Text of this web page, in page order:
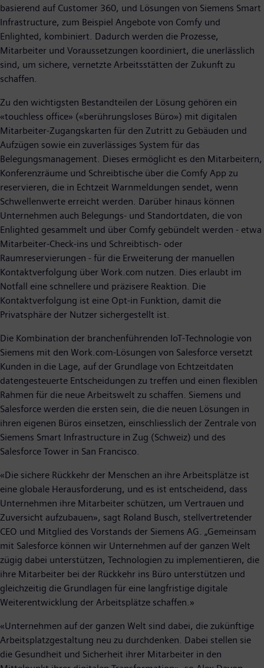
basierend auf Customer 360, und Lösungen von Siemens Smart
Infrastructure, zum Beispiel Angebote von Comfy und
Enlighted, kombiniert. Dadurch werden die Prozesse,
Mitarbeiter und Voraussetzungen koordiniert, die unerlässlich
sind, um sichere, vernetzte Arbeitsstätten der Zukunft zu
schaffen.
Zu den wichtigsten Bestandteilen der Lösung gehören ein
«touchless office» («berührungsloses Büro») mit digitalen
Mitarbeiter-Zugangskarten für den Zutritt zu Gebäuden und
Aufzügen sowie ein zuverlässiges System für das
Belegungsmanagement. Dieses ermöglicht es den Mitarbeitern,
Konferenzräume und Schreibtische über die Comfy App zu
reservieren, die in Echtzeit Warnmeldungen sendet, wenn
Schwellenwerte erreicht werden. Darüber hinaus können
Unternehmen auch Belegungs- und Standortdaten, die von
Enlighted gesammelt und über Comfy gebündelt werden - etwa
Mitarbeiter-Check-ins und Schreibtisch- oder
Raumreservierungen - für die Erweiterung der manuellen
Kontaktverfolgung über Work.com nutzen. Dies erlaubt im
Notfall eine schnellere und präzisere Reaktion. Die
Kontaktverfolgung ist eine Opt-in Funktion, damit die
Privatsphäre der Nutzer sichergestellt ist.
Die Kombination der branchenführenden IoT-Technologie von
Siemens mit den Work.com-Lösungen von Salesforce versetzt
Kunden in die Lage, auf der Grundlage von Echtzeitdaten
datengesteuerte Entscheidungen zu treffen und einen flexiblen
Rahmen für die neue Arbeitswelt zu schaffen. Siemens und
Salesforce werden die ersten sein, die die neuen Lösungen in
ihren eigenen Büros einsetzen, einschliesslich der Zentrale von
Siemens Smart Infrastructure in Zug (Schweiz) und des
Salesforce Tower in San Francisco.
«Die sichere Rückkehr der Menschen an ihre Arbeitsplätze ist
eine globale Herausforderung, und es ist entscheidend, dass
Unternehmen ihre Mitarbeiter schützen, um Vertrauen und
Zuversicht aufzubauen», sagt Roland Busch, stellvertretender
CEO und Mitglied des Vorstands der Siemens AG. „Gemeinsam
mit Salesforce können wir Unternehmen auf der ganzen Welt
zügig dabei unterstützen, Technologien zu implementieren, die
ihre Mitarbeiter bei der Rückkehr ins Büro unterstützen und
gleichzeitig die Grundlagen für eine langfristige digitale
Weiterentwicklung der Arbeitsplätze schaffen.»
«Unternehmen auf der ganzen Welt sind dabei, die zukünftige
Arbeitsplatzgestaltung neu zu durchdenken. Dabei stellen sie
die Gesundheit und Sicherheit ihrer Mitarbeiter in den